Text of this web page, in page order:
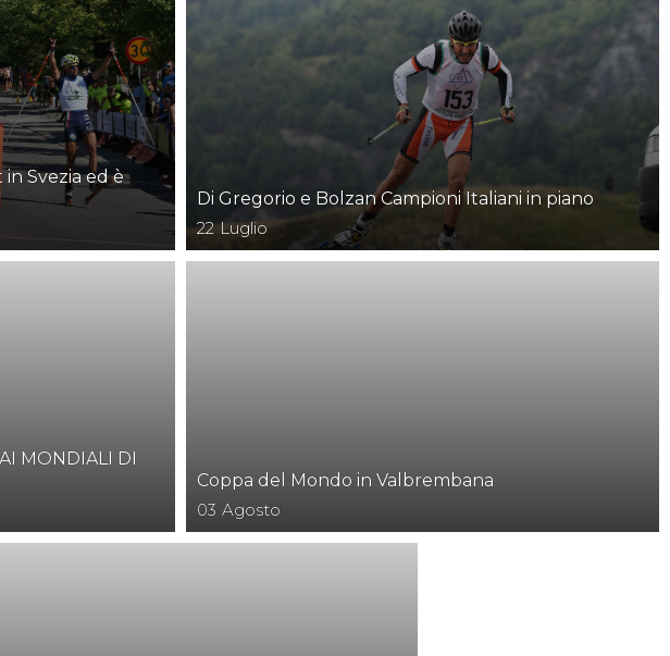
Svezia ed è
Di Gregorio e Bolzan Campioni Italiani in piano
22 Luglio
MONDIALI DI
Coppa del Mondo in Valbrembana
03 Agosto